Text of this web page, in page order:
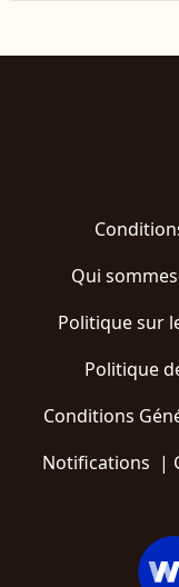
Qui
Politique sur
Politique
Conditions
Notifications |